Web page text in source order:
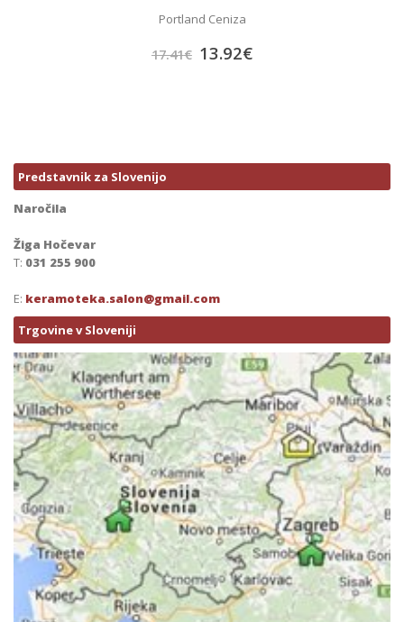
Portland Ceniza
17.41€ 13.92€
Predstavnik za Slovenijo
Naročila
Žiga Hočevar
T: 031 255 900
E: keramoteka.salon@gmail.com
Trgovine v Sloveniji